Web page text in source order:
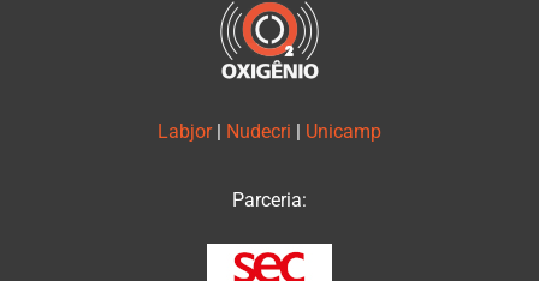
Labjor | Nudecri | Unicamp
Parceria: